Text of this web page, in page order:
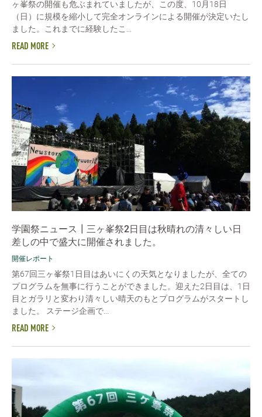
ヶ峯祭の開催も危ぶまれていましたが、この度、10月18日
（日）に規模を縮小して完全オンラインによる開催が決定いたし
ました。これまでに経験したこ...
READ MORE
学園祭ニュース┃三ヶ峯祭2日目は秋晴れの清々しい日
差しの中で盛大に開催されました。
開催レポート
第67回三ヶ峯祭1日目はあいにくの天気となりましたが、全ての
プログラムを無事に行うことができました。迎えた2日目は、1日
目とガラリと変わり清々しい晴天のもとプログラムがスタートし
ました。 ステージ企画で...
READ MORE